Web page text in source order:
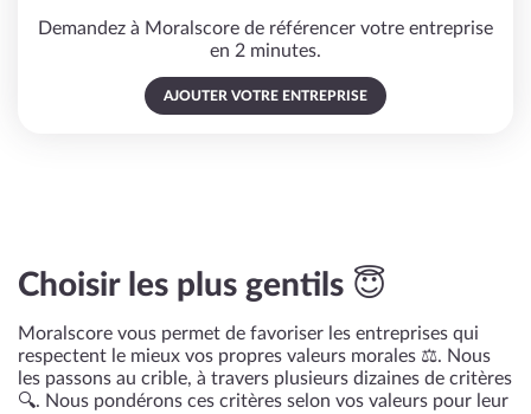
Demandez à Moralscore de référencer votre entreprise
en 2 minutes.
AJOUTER VOTRE ENTREPRISE
Choisir les plus gentils 😇
Moralscore vous permet de favoriser les entreprises qui
respectent le mieux vos propres valeurs morales ⚖️. Nous
les passons au crible, à travers plusieurs dizaines de critères
🔍. Nous pondérons ces critères selon vos valeurs pour leur